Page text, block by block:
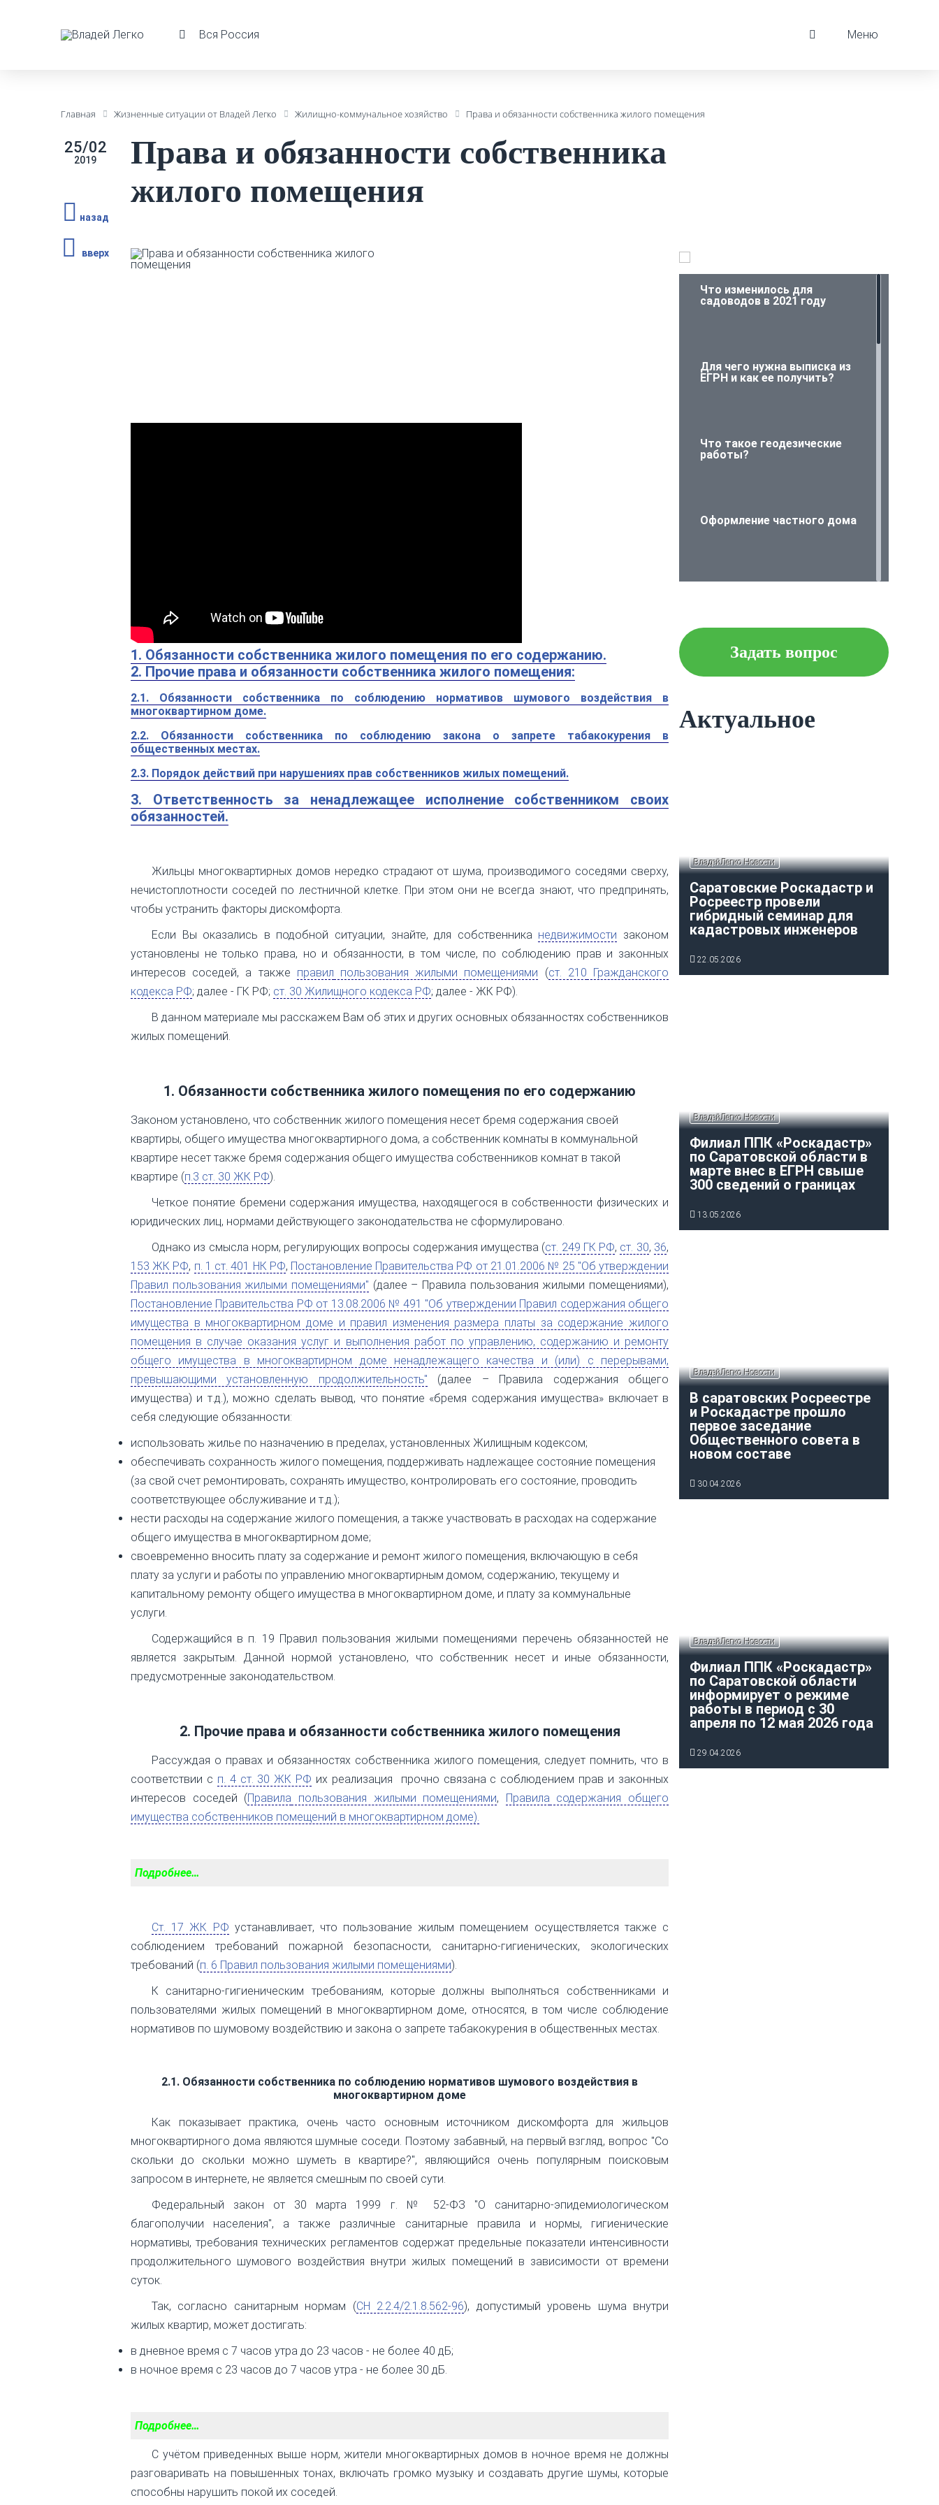
Вся Россия Меню
Главная Жизненные ситуации от Владей Легко Жилищно-коммунальное хозяйство Права и обязанности собственника жилого помещения
25/02
2019
назад
вверх
Права и обязанности собственника
жилого помещения
1. Обязанности собственника жилого помещения по его содержанию.
2. Прочие права и обязанности собственника жилого помещения:
2.1. Обязанности собственника по соблюдению нормативов шумового воздействия в
многоквартирном доме.
2.2. Обязанности собственника по соблюдению закона о запрете табакокурения в
общественных местах.
2.3. Порядок действий при нарушениях прав собственников жилых помещений.
3. Ответственность за ненадлежащее исполнение собственником своих
обязанностей.
Жильцы многоквартирных домов нередко страдают от шума, производимого соседями сверху,
нечистоплотности соседей по лестничной клетке. При этом они не всегда знают, что предпринять,
чтобы устранить факторы дискомфорта.
Если Вы оказались в подобной ситуации, знайте, для собственника недвижимости законом
установлены не только права, но и обязанности, в том числе, по соблюдению прав и законных
интересов соседей, а также правил пользования жилыми помещениями (ст. 210 Гражданского
кодекса РФ; далее - ГК РФ; ст. 30 Жилищного кодекса РФ; далее - ЖК РФ).
В данном материале мы расскажем Вам об этих и других основных обязанностях собственников
жилых помещений.
1. Обязанности собственника жилого помещения по его содержанию
Законом установлено, что собственник жилого помещения несет бремя содержания своей
квартиры, общего имущества многоквартирного дома, а собственник комнаты в коммунальной
квартире несет также бремя содержания общего имущества собственников комнат в такой
квартире (п.3 ст. 30 ЖК РФ).
Четкое понятие бремени содержания имущества, находящегося в собственности физических и
юридических лиц, нормами действующего законодательства не сформулировано.
Однако из смысла норм, регулирующих вопросы содержания имущества (ст. 249 ГК РФ, ст. 30, 36,
153 ЖК РФ, п. 1 ст. 401 НК РФ, Постановление Правительства РФ от 21.01.2006 № 25 "Об утверждении
Правил пользования жилыми помещениями" (далее – Правила пользования жилыми помещениями),
Постановление Правительства РФ от 13.08.2006 № 491 "Об утверждении Правил содержания общего
имущества в многоквартирном доме и правил изменения размера платы за содержание жилого
помещения в случае оказания услуг и выполнения работ по управлению, содержанию и ремонту
общего имущества в многоквартирном доме ненадлежащего качества и (или) с перерывами,
превышающими установленную продолжительность" (далее – Правила содержания общего
имущества) и т.д.), можно сделать вывод, что понятие «бремя содержания имущества» включает в
себя следующие обязанности:
использовать жилье по назначению в пределах, установленных Жилищным кодексом;
обеспечивать сохранность жилого помещения, поддерживать надлежащее состояние помещения
(за свой счет ремонтировать, сохранять имущество, контролировать его состояние, проводить
соответствующее обслуживание и т.д.);
нести расходы на содержание жилого помещения, а также участвовать в расходах на содержание
общего имущества в многоквартирном доме;
своевременно вносить плату за содержание и ремонт жилого помещения, включающую в себя
плату за услуги и работы по управлению многоквартирным домом, содержанию, текущему и
капитальному ремонту общего имущества в многоквартирном доме, и плату за коммунальные
услуги.
Содержащийся в п. 19 Правил пользования жилыми помещениями перечень обязанностей не
является закрытым. Данной нормой установлено, что собственник несет и иные обязанности,
предусмотренные законодательством.
2. Прочие права и обязанности собственника жилого помещения
Рассуждая о правах и обязанностях собственника жилого помещения, следует помнить, что в
соответствии с п. 4 ст. 30 ЖК РФ их реализация прочно связана с соблюдением прав и законных
интересов соседей (Правила пользования жилыми помещениями, Правиласодержания общего
имущества собственников помещений в многоквартирном доме).
Подробнее…
Ст. 17 ЖК РФ устанавливает, что пользование жилым помещением осуществляется также с
соблюдением требований пожарной безопасности, санитарно-гигиенических, экологических
требований (п. 6 Правил пользования жилыми помещениями).
К санитарно-гигиеническим требованиям, которые должны выполняться собственниками и
пользователями жилых помещений в многоквартирном доме, относятся, в том числе соблюдение
нормативов по шумовому воздействию и закона о запрете табакокурения в общественных местах.
2.1. Обязанности собственника по соблюдению нормативов шумового воздействия в
многоквартирном доме
Как показывает практика, очень часто основным источником дискомфорта для жильцов
многоквартирного дома являются шумные соседи. Поэтому забавный, на первый взгляд, вопрос "Со
скольки до скольки можно шуметь в квартире?", являющийся очень популярным поисковым
запросом в интернете, не является смешным по своей сути.
Федеральный закон от 30 марта 1999 г. № 52-ФЗ "О санитарно-эпидемиологическом
благополучии населения", а также различные санитарные правила и нормы, гигиенические
нормативы, требования технических регламентов содержат предельные показатели интенсивности
продолжительного шумового воздействия внутри жилых помещений в зависимости от времени
суток.
Так, согласно санитарным нормам (СН 2.2.4/2.1.8.562-96), допустимый уровень шума внутри
жилых квартир, может достигать:
в дневное время с 7 часов утра до 23 часов - не более 40 дБ;
в ночное время с 23 часов до 7 часов утра - не более 30 дБ.
Подробнее…
С учётом приведенных выше норм, жители многоквартирных домов в ночное время не должны
разговаривать на повышенных тонах, включать громко музыку и создавать другие шумы, которые
способны нарушить покой их соседей.
Что изменилось для
садоводов в 2021 году
Для чего нужна выписка из
ЕГРН и как ее получить?
Что такое геодезические
работы?
Оформление частного дома
Что следует знать об
Задать вопрос
Актуальное
ВладейЛегко Новости
Саратовские Роскадастр и
Росреестр провели
гибридный семинар для
кадастровых инженеров
22.05.2026
ВладейЛегко Новости
Филиал ППК «Роскадастр»
по Саратовской области в
марте внес в ЕГРН свыше
300 сведений о границах
13.05.2026
ВладейЛегко Новости
В саратовских Росреестре
и Роскадастре прошло
первое заседание
Общественного совета в
новом составе
30.04.2026
ВладейЛегко Новости
Филиал ППК «Роскадастр»
по Саратовской области
информирует о режиме
работы в период с 30
апреля по 12 мая 2026 года
29.04.2026